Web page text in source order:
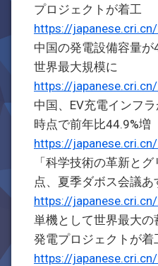
プロジェクトが着工
https://
中国の発電設備容量
世界最大規模に
https://
中国、EV充電インフ
時点で前年比44.9%増
https://
「科学技術の革新と
点、夏季ダボス会議あ
https://
単機として世界最大
発電プロジェクトが着
https://